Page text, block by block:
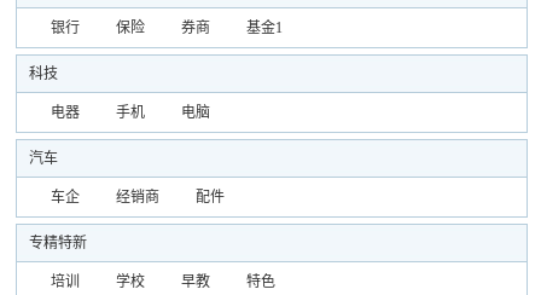
银行 保险 券商 基金1
科技
电器 手机 电脑
汽车
车企 经销商 配件
专精特新
培训 学校 早教 特色